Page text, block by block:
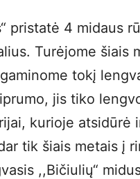
pristatė 4 midaus
Turėjome šiais
tokį
jis tiko
kurioje atsidūrė
tik šiais metais į
,,Bičiulių“